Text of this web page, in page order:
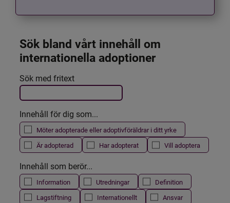
Sök bland vårt innehåll om
internationella adoptioner
Filtrera resultatet
Det här formuläret postas automatiskt
Sök med fritext
Innehåll för dig som...
Möter adopterade eller adoptivföräldrar i ditt yrke
Är adopterad
Har adopterat Vill adoptera
Innehåll som berör...
Information Utredningar
Definition
Lagstiftning
Internationellt
Ansvar